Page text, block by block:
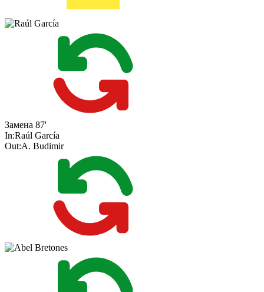
Замена 87'
In:Raúl García
Out:A. Budimir